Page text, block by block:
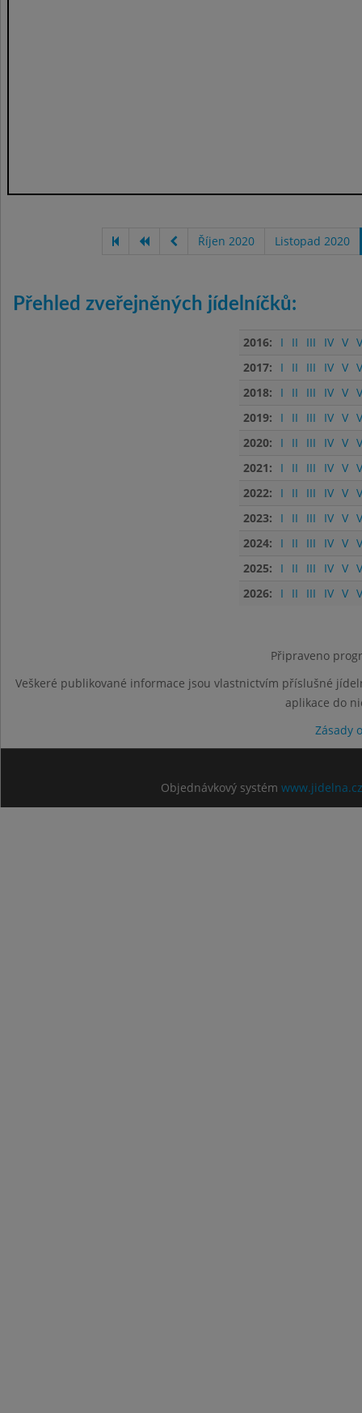
Říjen 2020 Listopad 2020
Přehled zveřejněných jídelníčků:
2016: I II III IV V
2017:
I II III IV V
2018:
I II III IV V
2019:
I II III IV V
2020:
I II III IV V
2021:
I II III IV V
2022:
I II III IV V
2023:
I II III IV V
2024:
I II III IV V
2025:
I II III IV V
2026:
I II III IV V
Připraveno
Veškeré publikované informace jsou vlastnictvím příslušné
aplikace do
Zásady
Objednávkový systém www.jidelna.cz